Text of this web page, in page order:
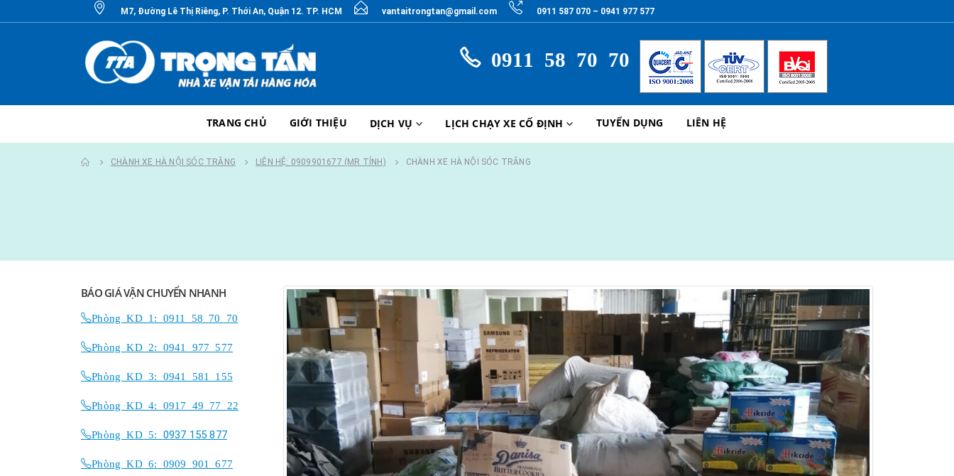
M7, Đường Lê Thị Riêng, P. Thới An, Quận 12. TP. HCM vantaitrongtan@gmail.com 0911 587 070 – 0941 977 577
0911 58 70 70
TRANG CHỦ GIỚI THIỆU DỊCH VỤ LỊCH CHẠY XE CỐ ĐỊNH TUYỂN DỤNG LIÊN HỆ
CHÀNH XE HÀ NỘI SÓC TRĂNG LIÊN HỆ: 0909901677 (MR TÍNH) CHÀNH XE HÀ NỘI SÓC TRĂNG
BÁO GIÁ VẬN CHUYỂN NHANH
Phòng KD 1: 0911 58 70 70
Phòng KD 2: 0941 977 577
Phòng KD 3: 0941 581 155
Phòng KD 4: 0917 49 77 22
Phòng KD 5: 0937 155 877
Phòng KD 6: 0909 901 677